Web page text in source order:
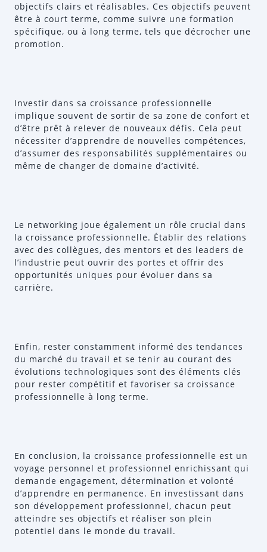
objectifs clairs et réalisables. Ces objectifs peuvent
être à court terme, comme suivre une formation
spécifique, ou à long terme, tels que décrocher une
promotion.
Investir dans sa croissance professionnelle
implique souvent de sortir de sa zone de confort et
d’être prêt à relever de nouveaux défis. Cela peut
nécessiter d’apprendre de nouvelles compétences,
d’assumer des responsabilités supplémentaires ou
même de changer de domaine d’activité.
Le networking joue également un rôle crucial dans
la croissance professionnelle. Établir des relations
avec des collègues, des mentors et des leaders de
l’industrie peut ouvrir des portes et offrir des
opportunités uniques pour évoluer dans sa
carrière.
Enfin, rester constamment informé des tendances
du marché du travail et se tenir au courant des
évolutions technologiques sont des éléments clés
pour rester compétitif et favoriser sa croissance
professionnelle à long terme.
En conclusion, la croissance professionnelle est un
voyage personnel et professionnel enrichissant qui
demande engagement, détermination et volonté
d’apprendre en permanence. En investissant dans
son développement professionnel, chacun peut
atteindre ses objectifs et réaliser son plein
potentiel dans le monde du travail.